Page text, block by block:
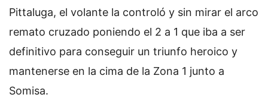
Pittaluga, el volante la controló y sin mirar el arco
remato cruzado poniendo el 2 a 1 que iba a ser
definitivo para conseguir un triunfo heroico y
mantenerse en la cima de la Zona 1 junto a
Somisa.